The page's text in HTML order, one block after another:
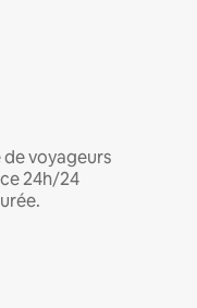
voyageurs
24h/24